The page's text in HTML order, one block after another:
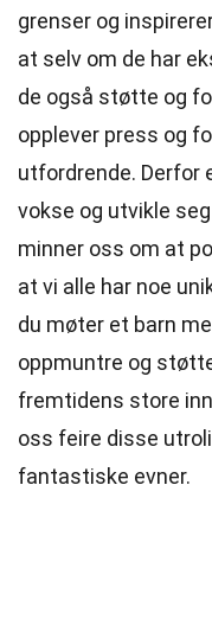
grenser og
at selv om de har
de også støtte og
opplever press og
utfordrende. Derfor
vokse og utvikle
minner oss om at
at vi alle har noe
du møter et barn
oppmuntre og
fremtidens store
oss feire disse
fantastiske evner.